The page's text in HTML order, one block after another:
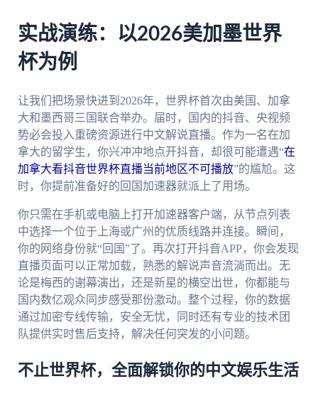
实战演练：以2026美加墨世界
杯为例
让我们把场景快进到2026年，世界杯首次由美国、加拿
大和墨西哥三国联合举办。届时，国内的抖音、央视频
势必会投入重磅资源进行中文解说直播。作为一名在加
拿大的留学生，你兴冲冲地点开抖音，却很可能遭遇“在
加拿大看抖音世界杯直播当前地区不可播放”的尴尬。这
时，你提前准备好的回国加速器就派上了用场。
你只需在手机或电脑上打开加速器客户端，从节点列表
中选择一个位于上海或广州的优质线路并连接。瞬间，
你的网络身份就“回国”了。再次打开抖音APP，你会发现
直播页面可以正常加载，熟悉的解说声音流淌而出。无
论是梅西的谢幕演出，还是新星的横空出世，你都能与
国内数亿观众同步感受那份激动。整个过程，你的数据
通过加密专线传输，安全无忧，同时还有专业的技术团
队提供实时售后支持，解决任何突发的小问题。
不止世界杯，全面解锁你的中文娱乐生活